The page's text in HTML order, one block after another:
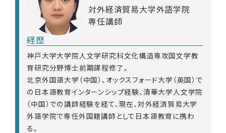
対外経済貿易大学外語学院
専任講師
経歴
神戸大学大学院人文学研究科文化構造専攻国文学教
育研究分野博士前期課程修了。
北京外国語大学（中国）、オックスフォード大学（英国）で
の日本語教育インターンシップ経験、清華大学人文学院
（中国）での講師経験を経て、現在、対外経済貿易大学
外語学院で専任外国籍講師として日本語教育に携わ
る。